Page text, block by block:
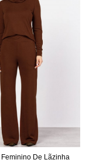
De Lãzinha